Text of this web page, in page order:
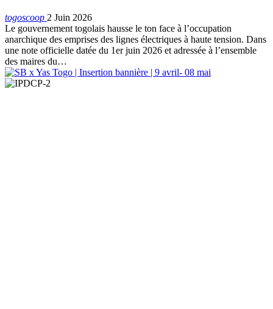
togoscoop 2 Juin 2026
Le gouvernement togolais hausse le ton face à l’occupation
anarchique des emprises des lignes électriques à haute tension. Dans
une note officielle datée du 1er juin 2026 et adressée à l’ensemble
des maires du…